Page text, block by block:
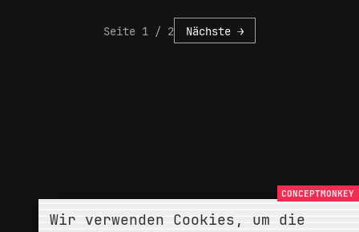
Seite 1 / 2 Nächste →
Wir verwenden Cookies, um die